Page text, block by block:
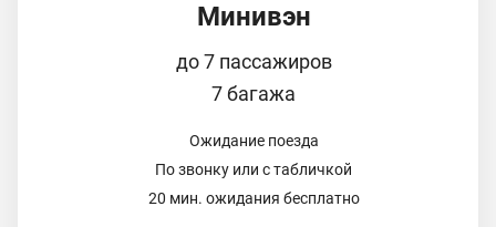
Минивэн
до 7 пассажиров
7 багажа
Ожидание поезда
По звонку или с табличкой
20 мин. ожидания бесплатно